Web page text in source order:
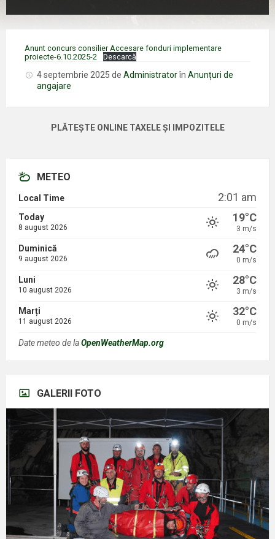
Anunt concurs consilier Accesare fonduri implementare
proiecte-6.10.2025-2
Descarcă
4 septembrie 2025 de Administratorîn Anunțuri de
angajare
PLĂTEȘTE ONLINE TAXELE ȘI IMPOZITELE
METEO
Local Time 2:01 am
Today
8 august 2026
19°C
3 m/s
Duminică
9 august 2026
24°C
0 m/s
Luni
10 august 2026
28°C
3 m/s
Marți
11 august 2026
32°C
0 m/s
Date meteo de laOpenWeatherMap.org
GALERII FOTO